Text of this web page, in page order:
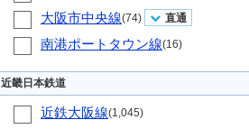
大阪市中央線(74) 直通
南港ポートタウン線(16)
近畿日本鉄道
近鉄大阪線(1,045)